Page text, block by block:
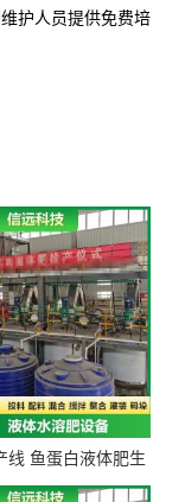
护人员提供免费培
线 鱼蛋白液体肥生
酸液态肥全套设备